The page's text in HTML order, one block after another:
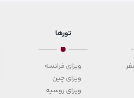
تورها
ویزای فرانسه
ویزای چین
ویزای روسیه